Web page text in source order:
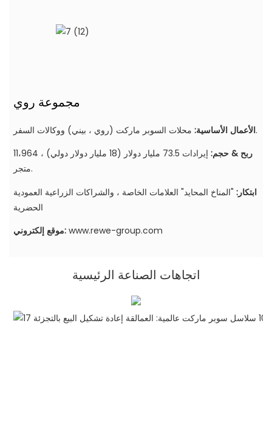
مجموعة روي
الأعمال الأساسية:محلات السوبر ماركت (روي ، بيني) ووكالات السفر.
ربح & حجم:
إيرادات 73.5 مليار دولار (18 مليار دولار دولي) ، 11،964
متجر.
ابتكار: "المناخ المحايد" العلامات الخاصة ، والشراكات الزراعية العمودية
الحضرية
موقع إلكتروني: www.rewe-group.com
اتجاهات الصناعة الرئيسية